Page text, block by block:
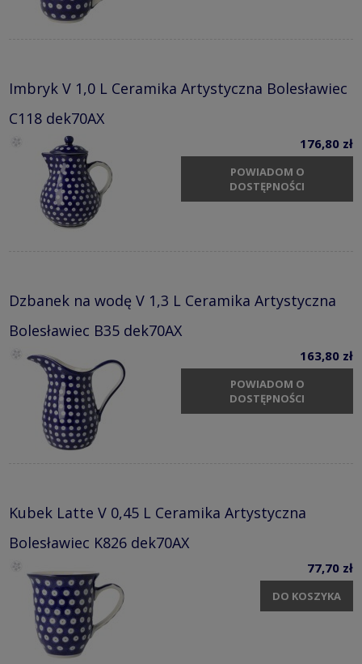
Imbryk V 1,0 L Ceramika Artystyczna Bolesławiec
C118 dek70AX
176,80 zł
POWIADOM O
DOSTĘPNOŚCI
Dzbanek na wodę V 1,3 L Ceramika Artystyczna
Bolesławiec B35 dek70AX
163,80 zł
POWIADOM O
DOSTĘPNOŚCI
Kubek Latte V 0,45 L Ceramika Artystyczna
Bolesławiec K826 dek70AX
77,70 zł
DO KOSZYKA